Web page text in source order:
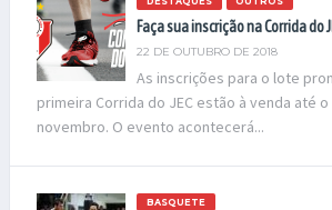
Faça sua inscrição na Corrida do
22 DE OUTUBRO DE 2018
As inscrições para o lote
primeira Corrida do JEC estão à venda até o
novembro. O evento acontecerá...
BASQUETE